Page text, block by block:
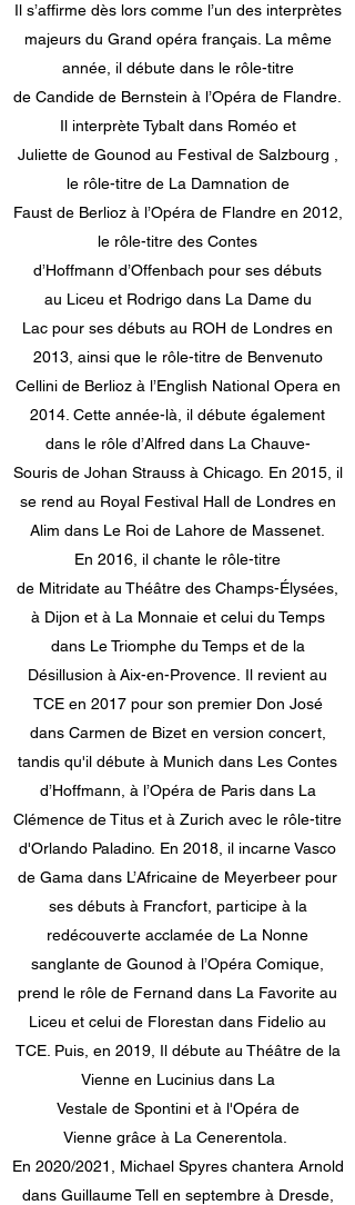
Il s’affirme dès lors comme l’un des interprètes
majeurs du Grand opéra français. La même
année, il débute dans le rôle-titre
de Candide de Bernstein à l’Opéra de Flandre.
Il interprète Tybalt dans Roméo et
Juliette de Gounod au Festival de Salzbourg ,
le rôle-titre de La Damnation de
Faust de Berlioz à l’Opéra de Flandre en 2012,
le rôle-titre des Contes
d’Hoffmann d’Offenbach pour ses débuts
au Liceu et Rodrigo dans La Dame du
Lac pour ses débuts au ROH de Londres en
2013, ainsi que le rôle-titre de Benvenuto
Cellini de Berlioz à l’English National Opera en
2014. Cette année-là, il débute également
dans le rôle d’Alfred dans La Chauve-
Souris de Johan Strauss à Chicago. En 2015, il
se rend au Royal Festival Hall de Londres en
Alim dans Le Roi de Lahore de Massenet.
En 2016, il chante le rôle-titre
de Mitridate au Théâtre des Champs-Élysées,
à Dijon et à La Monnaie et celui du Temps
dans Le Triomphe du Temps et de la
Désillusion à Aix-en-Provence. Il revient au
TCE en 2017 pour son premier Don José
dans Carmen de Bizet en version concert,
tandis qu'il débute à Munich dans Les Contes
d’Hoffmann, à l’Opéra de Paris dans La
Clémence de Titus et à Zurich avec le rôle-titre
d'Orlando Paladino. En 2018, il incarne Vasco
de Gama dans L’Africaine de Meyerbeer pour
ses débuts à Francfort, participe à la
redécouverte acclamée de La Nonne
sanglante de Gounod à l’Opéra Comique,
prend le rôle de Fernand dans La Favorite au
Liceu et celui de Florestan dans Fidelio au
TCE. Puis, en 2019, Il débute au Théâtre de la
Vienne en Lucinius dans La
Vestale de Spontini et à l'Opéra de
Vienne grâce à La Cenerentola.
En 2020/2021, Michael Spyres chantera Arnold
dans Guillaume Tell en septembre à Dresde,